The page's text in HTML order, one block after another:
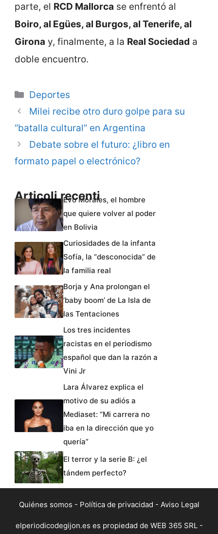
parte, el RCD Mallorca se enfrentó al
Boiro, al Egües, al Burgos, al Tenerife, al
Girona y, finalmente, a la Real Sociedad a
doble encuentro.
Categorie
Deportes
Milei recibe otro duro golpe para su
“batalla cultural” en Argentina
Debate sobre el futuro: ¿libro en
formato papel o electrónico?
Articoli recentiEvo Morales, el hombre
que quiere volver al poder
en Bolivia
Curiosidades de la infanta
Sofía, la “desconocida” de
la familia real
Borja y Ana prolongan el
‘baby boom’ de La Isla de
las Tentaciones
Los tres incidentes
racistas en el periodismo
español que dan la razón a
Vini Jr
Lara Álvarez explica el
motivo de su adiós a
Mediaset: “Mi carrera no
iba en la dirección que yo
quería”
El terror y la serie B: ¿el
tándem perfecto?
Quiénes somos - Política de privacidad - Aviso Legal
elperiodicodegijon.es es propiedad de WEB 365 SRL -